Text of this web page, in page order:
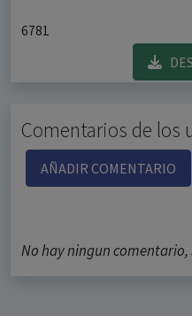
6781
Comentarios de los
AÑADIR COMENTARIO
No hay ningun